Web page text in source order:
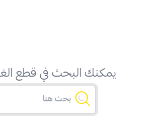
يمكنك البحث في قطع